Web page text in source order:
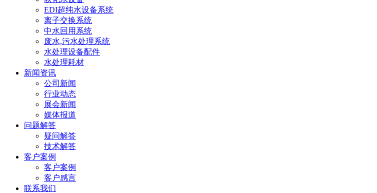
EDI超纯水设备系统
离子交换系统
中水回用系统
废水,污水处理系统
水处理设备配件
水处理耗材
新闻资讯
公司新闻
行业动态
展会新闻
媒体报道
问题解答
疑问解答
技术解答
客户案例
客户案例
客户感言
联系我们